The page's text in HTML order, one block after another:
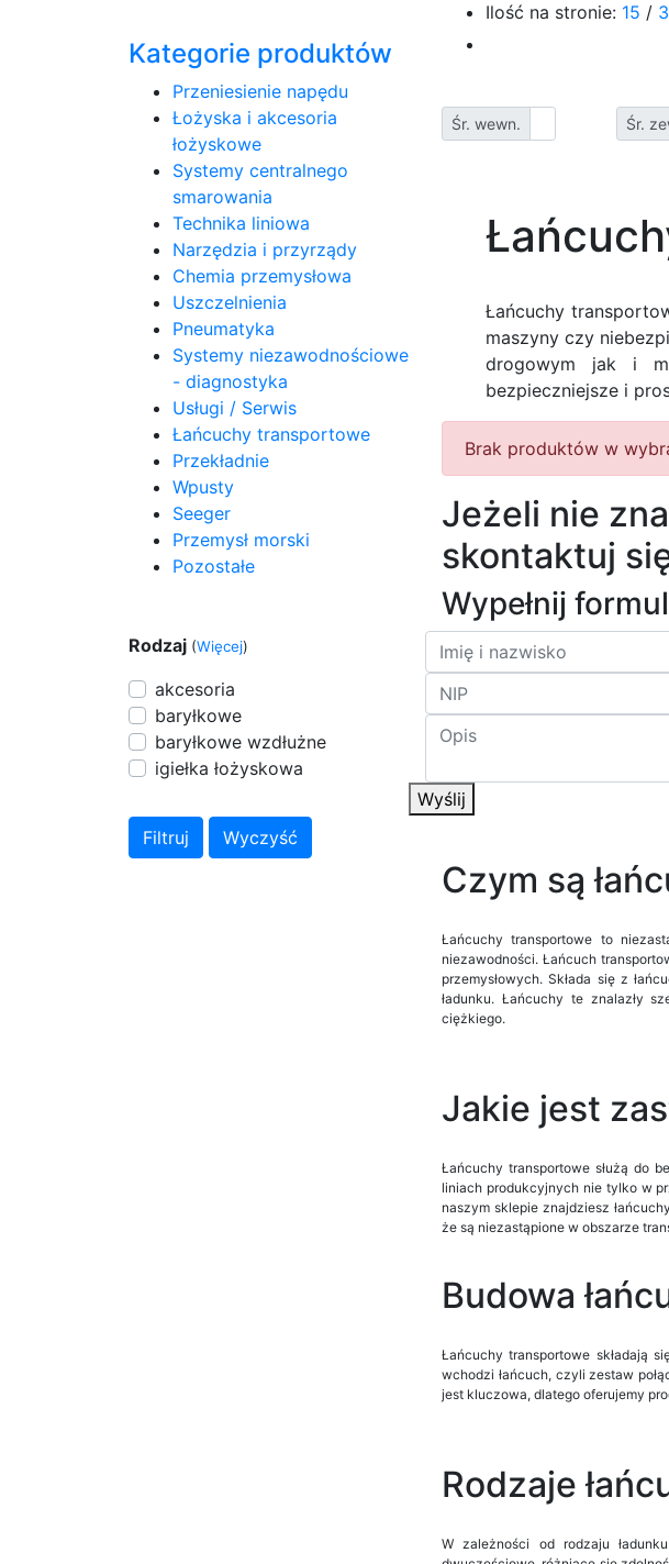
Kategorie produktów
Przeniesienie napędu
Łożyska i akcesoria
łożyskowe
Systemy centralnego
smarowania
Technika liniowa
Narzędzia i przyrządy
Chemia przemysłowa
Uszczelnienia
Pneumatyka
Systemy niezawodnościowe
- diagnostyka
Usługi / Serwis
Łańcuchy transportowe
Przekładnie
Wpusty
Seeger
Przemysł morski
Pozostałe
Rodzaj (Więcej)
akcesoria
baryłkowe
baryłkowe wzdłużne
igiełka łożyskowa
Ilość na stronie: 15 /
Śr. wewn. Śr.
Łańcuchy
maszyny czy
drogowym jak i
bezpieczniejsze i
Brak produktów w
Jeżeli nie
skontaktuj
Wypełnij
Wyślij
Czym są
Łańcuchy transportowe to
niezawodności. Łańcuch
przemysłowych. Składa się z
ładunku. Łańcuchy te znalazły
ciężkiego.
Jakie jest
Łańcuchy transportowe służą do
liniach produkcyjnych nie tylko w
naszym sklepie znajdziesz
że są niezastąpione w obszarze
Budowa
Łańcuchy transportowe składają
wchodzi łańcuch, czyli zestaw
jest kluczowa, dlatego oferujemy
Rodzaje
W zależności od rodzaju